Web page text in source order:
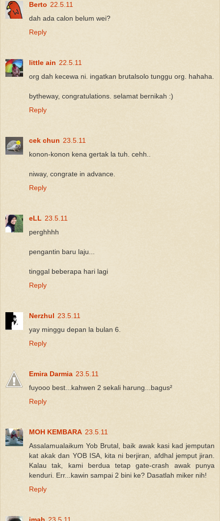
Berto 22.5.11
dah ada calon belum wei?
Reply
little ain 22.5.11
org dah kecewa ni. ingatkan brutalsolo tunggu org. hahaha.
bytheway, congratulations. selamat bernikah :)
Reply
cek chun 23.5.11
konon-konon kena gertak la tuh. cehh..
niway, congrate in advance.
Reply
eLL 23.5.11
perghhhh
pengantin baru laju...
tinggal beberapa hari lagi
Reply
Nerzhul 23.5.11
yay minggu depan la bulan 6.
Reply
Emira Darmia 23.5.11
fuyooo best...kahwen 2 sekali harung...bagus²
Reply
MOH KEMBARA 23.5.11
Assalamualaikum Yob Brutal, baik awak kasi kad jemputan
kat akak dan YOB ISA, kita ni berjiran, afdhal jemput jiran.
Kalau tak, kami berdua tetap gate-crash awak punya
kenduri. Err...kawin sampai 2 bini ke? Dasatlah miker nih!
Reply